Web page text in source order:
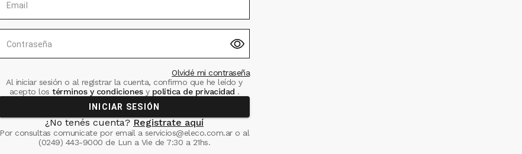
Email
Contraseña
Olvidé mi contraseña
Al iniciar sesión o al registrar la cuenta, confirmo que he leído y
acepto los términos y condiciones ypolítica de privacidad .
INICIAR SESIÓN
¿No tenés cuenta? Registrate aquí
Por consultas comunicate por email a servicios@eleco.com.aro al
(0249) 443-9000 de Lun a Vie de 7:30 a 21hs.